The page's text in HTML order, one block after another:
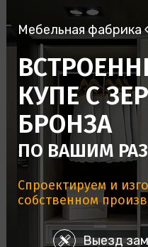
Мебельная
КУПЕ С
БРОНЗА
ПО ВАШИМ
Спроектируем и
собственном
Выезд